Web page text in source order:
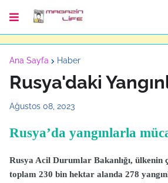
Ana Sayfa Haber
Rusya'daki
Ağustos 08, 2023
Rusya’da yangınlarla
Rusya Acil Durumlar Bakanlığı, ülkenin
toplam 230 bin hektar alanda 278